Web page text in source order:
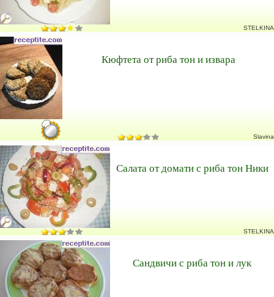
STELKINA
Кюфтета от риба тон и извара
Slavina
Салата от домати с риба тон Ники
STELKINA
Сандвичи с риба тон и лук